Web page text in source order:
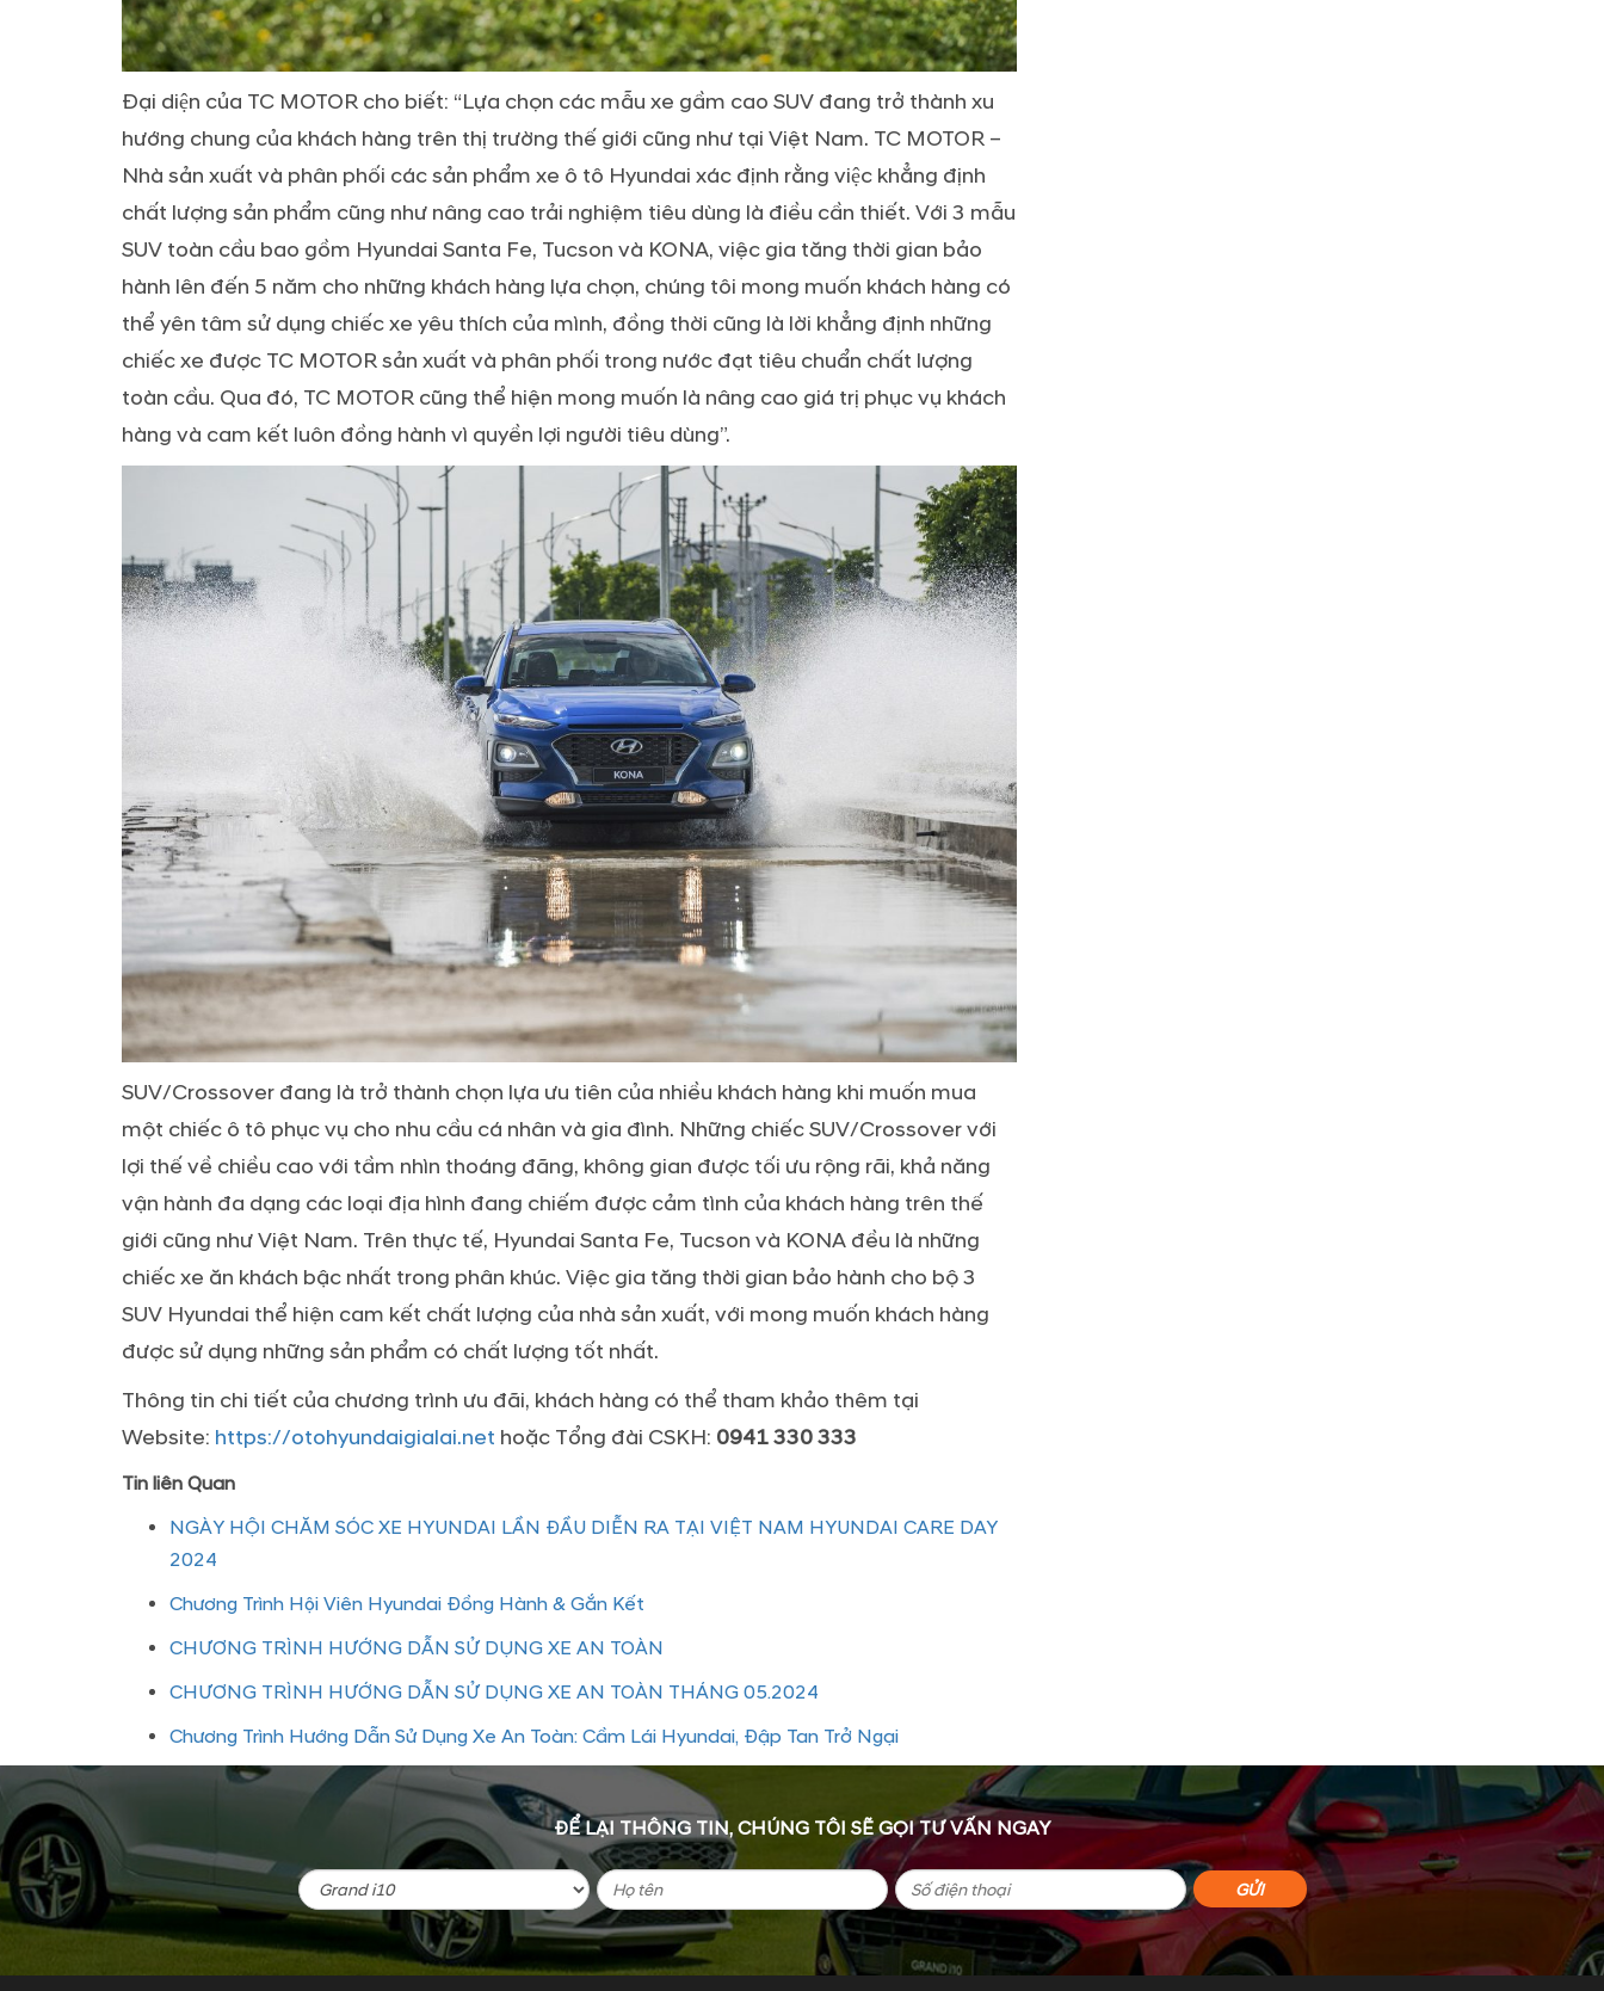
Đại diện của TC MOTOR cho biết: “Lựa chọn các mẫu xe gầm cao SUV đang trở thành xu
hướng chung của khách hàng trên thị trường thế giới cũng như tại Việt Nam. TC MOTOR –
Nhà sản xuất và phân phối các sản phẩm xe ô tô Hyundai xác định rằng việc khẳng định
chất lượng sản phẩm cũng như nâng cao trải nghiệm tiêu dùng là điều cần thiết. Với 3 mẫu
SUV toàn cầu bao gồm Hyundai Santa Fe, Tucson và KONA, việc gia tăng thời gian bảo
hành lên đến 5 năm cho những khách hàng lựa chọn, chúng tôi mong muốn khách hàng có
thể yên tâm sử dụng chiếc xe yêu thích của mình, đồng thời cũng là lời khẳng định những
chiếc xe được TC MOTOR sản xuất và phân phối trong nước đạt tiêu chuẩn chất lượng
toàn cầu. Qua đó, TC MOTOR cũng thể hiện mong muốn là nâng cao giá trị phục vụ khách
hàng và cam kết luôn đồng hành vì quyền lợi người tiêu dùng”.
SUV/Crossover đang là trở thành chọn lựa ưu tiên của nhiều khách hàng khi muốn mua
một chiếc ô tô phục vụ cho nhu cầu cá nhân và gia đình. Những chiếc SUV/Crossover với
lợi thế về chiều cao với tầm nhìn thoáng đãng, không gian được tối ưu rộng rãi, khả năng
vận hành đa dạng các loại địa hình đang chiếm được cảm tình của khách hàng trên thế
giới cũng như Việt Nam. Trên thực tế, Hyundai Santa Fe, Tucson và KONA đều là những
chiếc xe ăn khách bậc nhất trong phân khúc. Việc gia tăng thời gian bảo hành cho bộ 3
SUV Hyundai thể hiện cam kết chất lượng của nhà sản xuất, với mong muốn khách hàng
được sử dụng những sản phẩm có chất lượng tốt nhất.
Thông tin chi tiết của chương trình ưu đãi, khách hàng có thể tham khảo thêm tại
Website: https://otohyundaigialai.net hoặc Tổng đài CSKH: 0941 330 333
Tin liên Quan
NGÀY HỘI CHĂM SÓC XE HYUNDAI LẦN ĐẦU DIỄN RA TẠI VIỆT NAM HYUNDAI CARE DAY
2024
Chương Trình Hội Viên Hyundai Đồng Hành & Gắn Kết
CHƯƠNG TRÌNH HƯỚNG DẪN SỬ DỤNG XE AN TOÀN
CHƯƠNG TRÌNH HƯỚNG DẪN SỬ DỤNG XE AN TOÀN THÁNG 05.2024
Chương Trình Hướng Dẫn Sử Dụng Xe An Toàn: Cầm Lái Hyundai, Đập Tan Trở Ngại
ĐỂ LẠI THÔNG TIN, CHÚNG TÔI SẼ GỌI TƯ VẤN NGAY